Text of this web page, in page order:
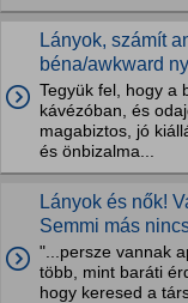
Lányok, számít
béna/awkward
Tegyük fel, hogy a
kávézóban, és
magabiztos, jó
és önbizalma...
Lányok és nők!
Semmi más
"...persze vannak
több, mint baráti
hogy keresed a